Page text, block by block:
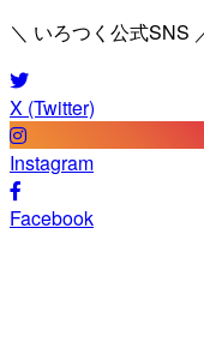
＼ いろつく公式SNS
X (Twitter)
Instagram
Facebook